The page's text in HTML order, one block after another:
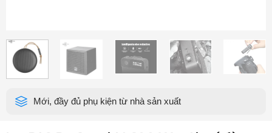
Mới, đầy đủ phụ kiện từ nhà sản xuất